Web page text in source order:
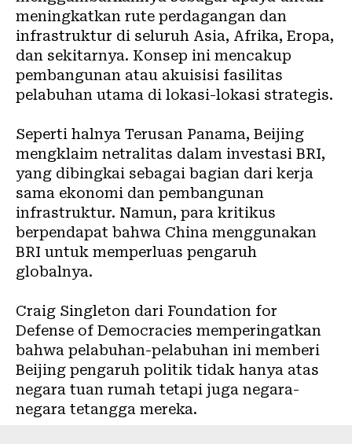
meningkatkan rute perdagangan dan
infrastruktur di seluruh Asia, Afrika, Eropa,
dan sekitarnya. Konsep ini mencakup
pembangunan atau akuisisi fasilitas
pelabuhan utama di lokasi-lokasi strategis.
Seperti halnya Terusan Panama, Beijing
mengklaim netralitas dalam investasi BRI,
yang dibingkai sebagai bagian dari kerja
sama ekonomi dan pembangunan
infrastruktur. Namun, para kritikus
berpendapat bahwa China menggunakan
BRI untuk memperluas pengaruh
globalnya.
Craig Singleton dari Foundation for
Defense of Democracies memperingatkan
bahwa pelabuhan-pelabuhan ini memberi
Beijing pengaruh politik tidak hanya atas
negara tuan rumah tetapi juga negara-
negara tetangga mereka.